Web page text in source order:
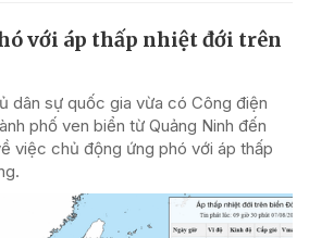
với áp thấp nhiệt đới trên
dân sự quốc gia vừa có Công điện
phố ven biển từ Quảng Ninh đến
việc chủ động ứng phó với áp thấp